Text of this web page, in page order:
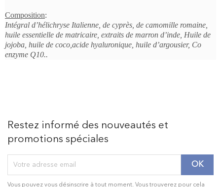
Composition:
Intégral d’hélichryse Italienne, de cyprès, de camomille romaine,
huile essentielle de matricaire, extraits de marron d’inde, Huile de
jojoba, huile de coco,acide hyaluronique, huile d’argousier, Co
enzyme Q10..
Restez informé des nouveautés et
promotions spéciales
Vous pouvez vous désinscrire à tout moment. Vous trouverez pour cela